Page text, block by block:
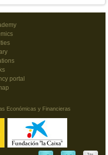
portal
Económicas y Financieras